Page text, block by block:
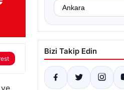
Bizi Takip Edin